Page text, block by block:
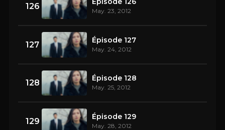
126 May. 23, 2012
127 Épisode 127
May. 24, 2012
128 Épisode 128
May. 25, 2012
129 Épisode 129
May. 28, 2012